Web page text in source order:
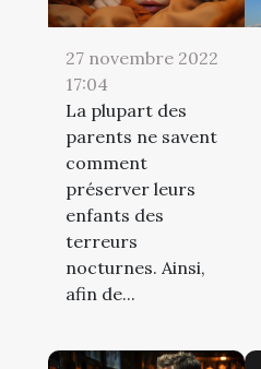
27 novembre 2022
17:04
La plupart des
parents ne savent
comment
préserver leurs
enfants des
terreurs
nocturnes. Ainsi,
afin de...